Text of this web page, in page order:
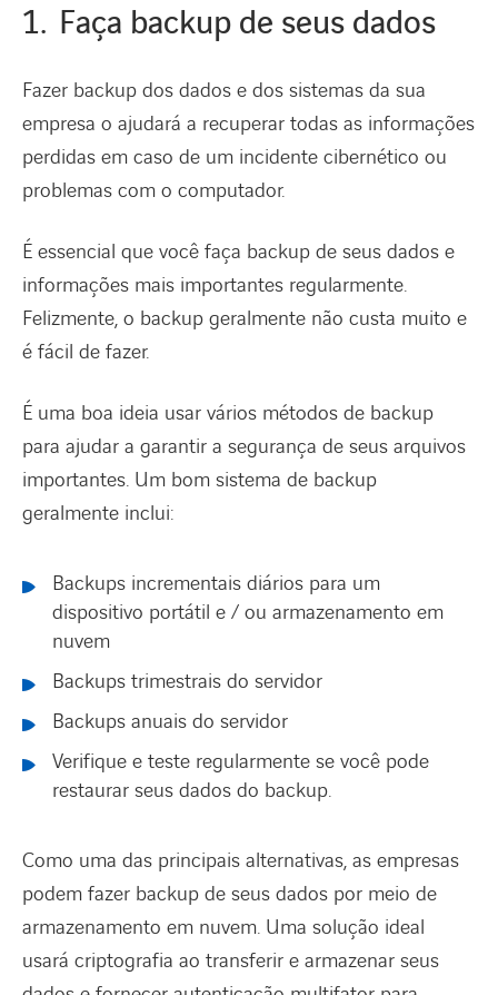
1. Faça backup de seus dados
Fazer backup dos dados e dos sistemas da sua
empresa o ajudará a recuperar todas as informações
perdidas em caso de um incidente cibernético ou
problemas com o computador.
É essencial que você faça backup de seus dados e
informações mais importantes regularmente.
Felizmente, o backup geralmente não custa muito e
é fácil de fazer.
É uma boa ideia usar vários métodos de backup
para ajudar a garantir a segurança de seus arquivos
importantes. Um bom sistema de backup
geralmente inclui:
Backups incrementais diários para um
dispositivo portátil e / ou armazenamento em
nuvem
Backups trimestrais do servidor
Backups anuais do servidor
Verifique e teste regularmente se você pode
restaurar seus dados do backup.
Como uma das principais alternativas, as empresas
podem fazer backup de seus dados por meio de
armazenamento em nuvem. Uma solução ideal
usará criptografia ao transferir e armazenar seus